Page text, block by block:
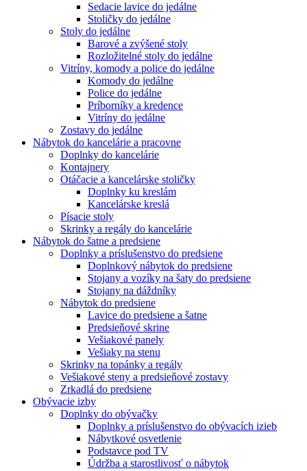
Sedacie lavice do jedálne
Stoličky do jedálne
Stoly do jedálne
Barové a zvýšené stoly
Rozložitelné stoly do jedálne
Vitríny, komody a police do jedálne
Komody do jedálne
Police do jedálne
Príborníky a kredence
Vitríny do jedálne
Zostavy do jedálne
Nábytok do kancelárie a pracovne
Doplnky do kancelárie
Kontajnery
Otáčacie a kancelárske stoličky
Doplnky ku kreslám
Kancelárske kreslá
Písacie stoly
Skrinky a regály do kancelárie
Nábytok do šatne a predsiene
Doplnky a príslušenstvo do predsiene
Doplnkový nábytok do predsiene
Stojany a vozíky na šaty do predsiene
Stojany na dáždníky
Nábytok do predsiene
Lavice do predsiene a šatne
Predsieňové skrine
Vešiakové panely
Vešiaky na stenu
Skrinky na topánky a regály
Vešiakové steny a predsieňové zostavy
Zrkadlá do predsiene
Obývacie izby
Doplnky do obývačky
Doplnky a príslušenstvo do obývacích izieb
Nábytkové osvetlenie
Podstavce pod TV
Údržba a starostlivosť o nábytok